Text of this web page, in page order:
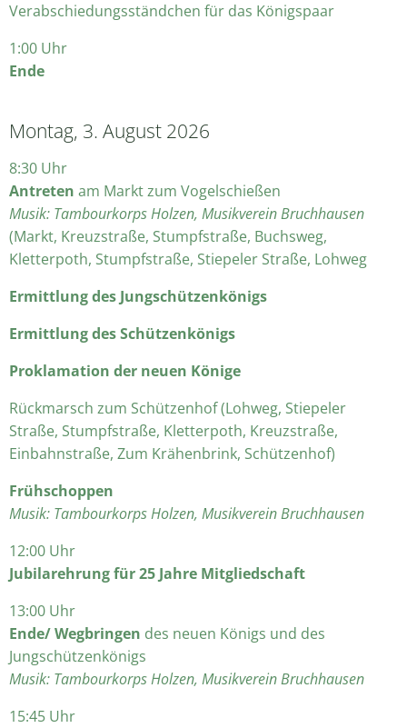
Verabschiedungsständchen für das Königspaar
1:00 Uhr
Ende
Montag, 3. August 2026
8:30 Uhr
Antreten am Markt zum Vogelschießen
Musik: Tambourkorps Holzen, Musikverein Bruchhausen
(Markt, Kreuzstraße, Stumpfstraße, Buchsweg,
Kletterpoth, Stumpfstraße, Stiepeler Straße, Lohweg
Ermittlung des Jungschützenkönigs
Ermittlung des Schützenkönigs
Proklamation der neuen Könige
Rückmarsch zum Schützenhof (Lohweg, Stiepeler
Straße, Stumpfstraße, Kletterpoth, Kreuzstraße,
Einbahnstraße, Zum Krähenbrink, Schützenhof)
Frühschoppen
Musik: Tambourkorps Holzen, Musikverein Bruchhausen
12:00 Uhr
Jubilarehrung für 25 Jahre Mitgliedschaft
13:00 Uhr
Ende/ Wegbringen des neuen Königs und des
Jungschützenkönigs
Musik: Tambourkorps Holzen, Musikverein Bruchhausen
15:45 Uhr